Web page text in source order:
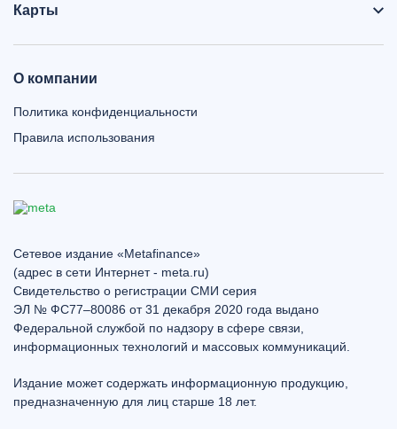
Карты
О компании
Политика конфиденциальности
Правила использования
Сетевое издание «Metafinance»
(адрес в сети Интернет - meta.ru)
Свидетельство о регистрации СМИ серия
ЭЛ № ФС77–80086 от 31 декабря 2020 года выдано
Федеральной службой по надзору в сфере связи,
информационных технологий и массовых коммуникаций.
Издание может содержать информационную продукцию,
предназначенную для лиц старше 18 лет.